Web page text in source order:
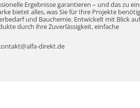
Ergebnisse garantieren – und das zu
bietet alles, was Sie für Ihre Projekte
und Bauchemie. Entwickelt mit Blick
durch ihre Zuverlässigkeit, einfache
direkt.de